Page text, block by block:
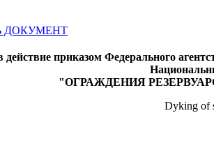
ДОКУМЕНТ
действие приказом Федерального
"ОГРАЖДЕНИЯ
Dyking of